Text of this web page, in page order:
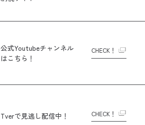
公式Youtubeチャンネル
はこちら！
CHECK！
Tverで見逃し配信中！ CHECK！